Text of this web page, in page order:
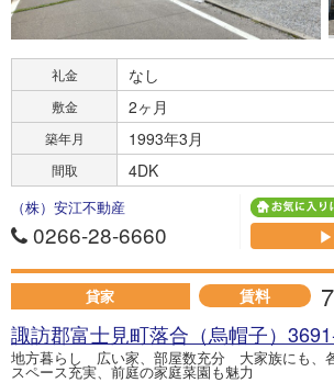
礼金 なし
敷金 2ヶ月
築年月 1993年3月
間取 4DK
（株）安江不動産
0266-28-6660 ▶
貸家 賃料 7
諏訪郡富士見町落合（烏帽子）
地方暮らし 広い家、部屋数充分 大家族にも、
スペース充実、前庭の家庭菜園も魅力